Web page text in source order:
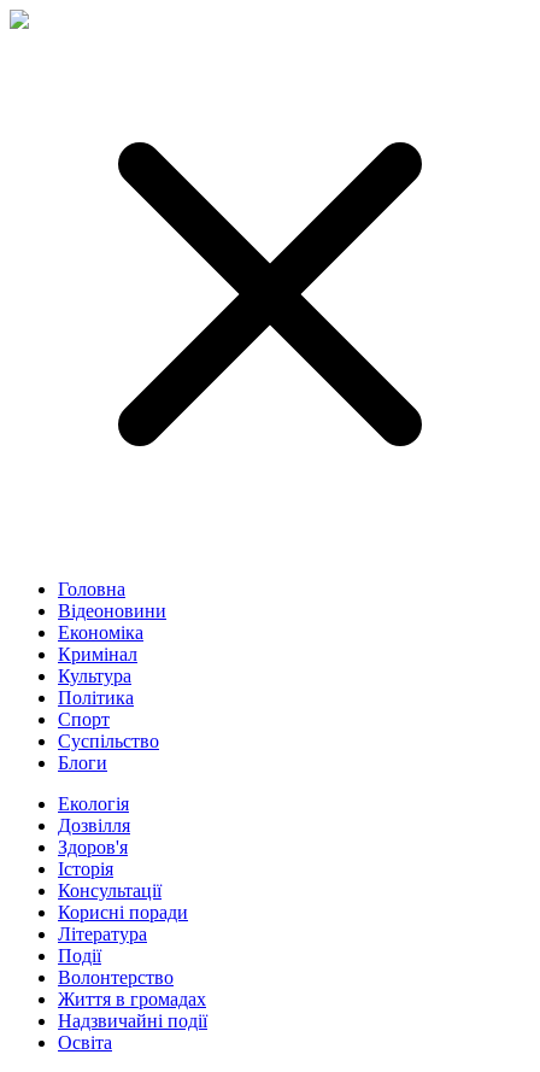
Головна
Відеоновини
Економіка
Кримінал
Культура
Політика
Спорт
Суспільство
Блоги
Екологія
Дозвілля
Здоров'я
Історія
Консультації
Корисні поради
Література
Події
Волонтерство
Життя в громадах
Надзвичайні події
Освіта